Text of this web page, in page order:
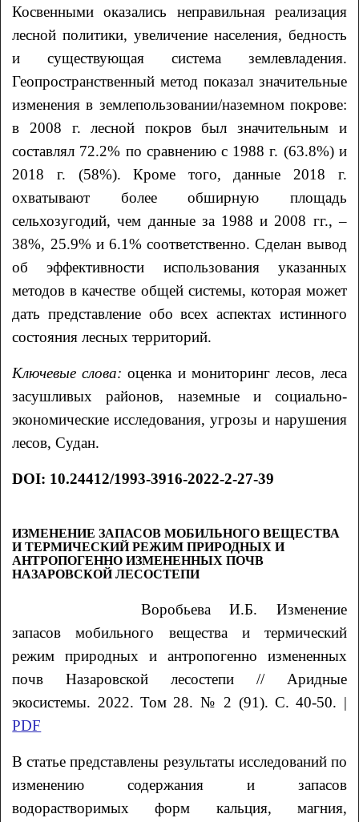
Косвенными оказались неправильная реализация
лесной политики, увеличение населения, бедность
и существующая система землевладения.
Геопространственный метод показал значительные
изменения в землепользовании/наземном покрове:
в 2008 г. лесной покров был значительным и
составлял 72.2% по сравнению с 1988 г. (63.8%) и
2018 г. (58%). Кроме того, данные 2018 г.
охватывают более обширную площадь
сельхозугодий, чем данные за 1988 и 2008 гг., –
38%, 25.9% и 6.1% соответственно. Сделан вывод
об эффективности использования указанных
методов в качестве общей системы, которая может
дать представление обо всех аспектах истинного
состояния лесных территорий.
Ключевые слова: оценка и мониторинг лесов, леса
засушливых районов, наземные и социально-
экономические исследования, угрозы и нарушения
лесов, Судан.
DOI: 10.24412/1993-3916-2022-2-27-39
ИЗМЕНЕНИЕ ЗАПАСОВ МОБИЛЬНОГО ВЕЩЕСТВА
И ТЕРМИЧЕСКИЙ РЕЖИМ ПРИРОДНЫХ И
АНТРОПОГЕННО ИЗМЕНЕННЫХ ПОЧВ
НАЗАРОВСКОЙ ЛЕСОСТЕПИ
ВоробьеваИ.Б. Изменение
запасов мобильного вещества и термический
режим природных и антропогенно измененных
почв Назаровской лесостепи // Аридные
экосистемы. 2022. Том 28. № 2 (91). С. 40-50. |
PDF
В статье представлены результаты исследований по
изменению содержания и запасов
водорастворимых форм кальция, магния,